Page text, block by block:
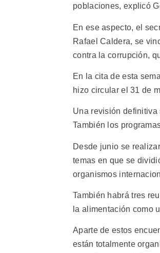
poblaciones, explicó
En ese aspecto, el
Rafael Caldera, se
contra la corrupción,
En la cita de esta
hizo circular el 31 de
Una revisión definitiva
También los
Desde junio se
temas en que se
organismos
También habrá tres
la alimentación como
Aparte de estos
están totalmente